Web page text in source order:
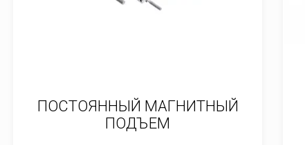
ПОСТОЯННЫЙ МАГНИТНЫЙ
ПОДЪЕМ